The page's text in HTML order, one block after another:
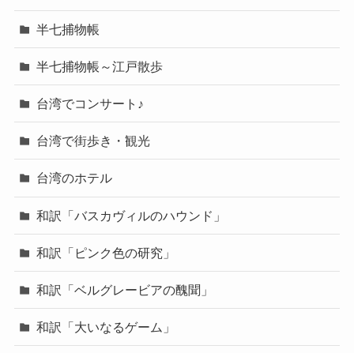
半七捕物帳
半七捕物帳～江戸散歩
台湾でコンサート♪
台湾で街歩き・観光
台湾のホテル
和訳「バスカヴィルのハウンド」
和訳「ピンク色の研究」
和訳「ベルグレービアの醜聞」
和訳「大いなるゲーム」